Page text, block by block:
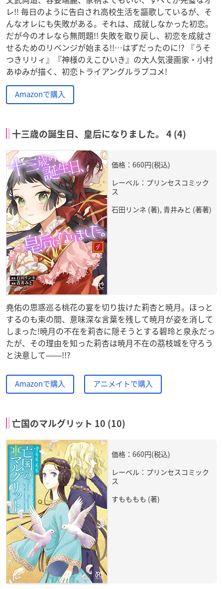
レ!! 毎日のように告白され高校生活を謳歌しているが、そ
んなオレにも失敗がある。それは、成就しなかった初恋。
だが今のオレなら無問題!! 失敗を取り戻し、初恋を成就さ
せるためのリベンジが始まる!!…はずだったのに!? 『うそ
つきリリィ』『神様のえこひいき』の大人気漫画家・小村
あゆみが描く、初恋トライアングルラブコメ!
Amazonで購入
十三歳の誕生日、皇后になりました。 4 (4)
価格：660円(税込)
レーベル：プリンセスコミック
ス
石田リンネ (著), 青井みと (著著)
堯佑の思惑巡る桃花の宴を切り抜けた莉杏と暁月。ほっと
するのも束の間、意味深な言葉を残して暁月が姿を消して
しまった!暁月の不在を莉杏に隠そうとする碧玲と泉永だっ
たが、その理由を知った莉杏は暁月不在の茘枝城を守ろう
と決意して――!!?
Amazonで購入 アニメイトで購入
亡国のマルグリット 10 (10)
価格：660円(税込)
レーベル：プリンセスコミック
ス
すもももも (著)